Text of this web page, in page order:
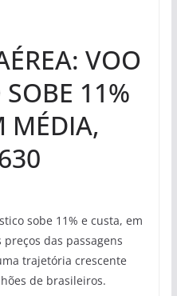
VOO
11%
MÉDIA,
sobe 11% e custa, em
preços das passagens
trajetória crescente
de brasileiros.